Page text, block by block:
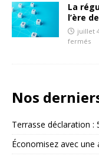
La
l’ère
juillet
fermés
Nos
Terrasse déclaration :
Économisez avec